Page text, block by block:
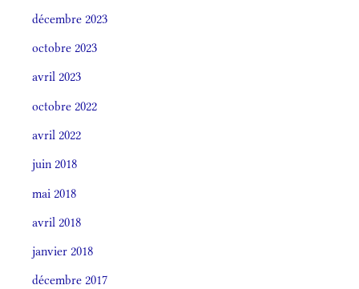
décembre 2023
octobre 2023
avril 2023
octobre 2022
avril 2022
juin 2018
mai 2018
avril 2018
janvier 2018
décembre 2017